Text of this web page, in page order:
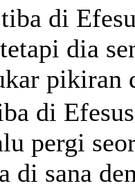
di
dia
pikiran
di
pergi
di sana